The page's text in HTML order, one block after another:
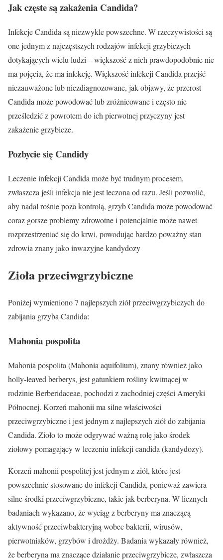
Jak częste są zakażenia Candida?
Infekcje Candida są niezwykle powszechne. W rzeczywistości są
one jednym z najczęstszych rodzajów infekcji grzybiczych
dotykających wielu ludzi – większość z nich prawdopodobnie nie
ma pojęcia, że ma infekcję. Większość infekcji Candida przejść
niezauważone lub niezdiagnozowane, jak objawy, że przerost
Candida może powodować lub zróżnicowane i często nie
prześledzić z powrotem do ich pierwotnej przyczyny jest
zakażenie grzybicze.
Pozbycie się Candidy
Leczenie infekcji Candida może być trudnym procesem,
zwłaszcza jeśli infekcja nie jest leczona od razu. Jeśli pozwolić,
aby nadal rośnie poza kontrolą, grzyb Candida może powodować
coraz gorsze problemy zdrowotne i potencjalnie może nawet
rozprzestrzeniać się do krwi, powodując bardzo poważny stan
zdrowia znany jako inwazyjne kandydozy
Zioła przeciwgrzybiczne
Poniżej wymieniono 7 najlepszych ziół przeciwgrzybiczych do
zabijania grzyba Candida:
Mahonia pospolita
Mahonia pospolita (Mahonia aquifolium), znany również jako
holly-leaved berberys, jest gatunkiem rośliny kwitnącej w
rodzinie Berberidaceae, pochodzi z zachodniej części Ameryki
Północnej. Korzeń mahonii ma silne właściwości
przeciwgrzybiczne i jest jednym z najlepszych ziół do zabijania
Candida. Zioło to może odgrywać ważną rolę jako środek
ziołowy pomagający w leczeniu infekcji candida (kandydozy).
Korzeń mahonii pospolitej jest jednym z ziół, które jest
powszechnie stosowane do infekcji Candida, ponieważ zawiera
silne środki przeciwgrzybiczne, takie jak berberyna. W licznych
badaniach wykazano, że wyciąg z berberyny ma znaczącą
aktywność przeciwbakteryjną wobec bakterii, wirusów,
pierwotniaków, grzybów i drożdży. Badania wykazały również,
że berberyna ma znaczące działanie przeciwgrzybicze, zwłaszcza